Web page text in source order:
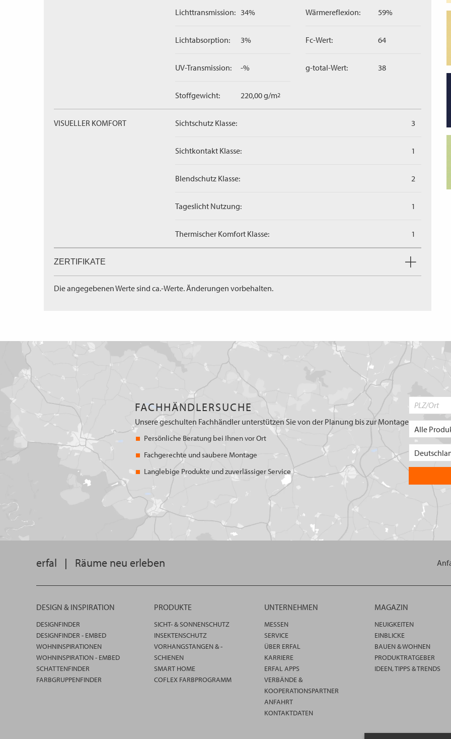
Lichttransmission: 34%
Lichtabsorption: 3%
UV-Transmission: -%
Stoffgewicht: 220,00 g/m2
Wärmereflexion: 59%
Fc-Wert: 64
g-total-Wert: 38
VISUELLER KOMFORT Sichtschutz Klasse: 3
Sichtkontakt Klasse: 1
Blendschutz Klasse: 2
Tageslicht Nutzung: 1
Thermischer Komfort Klasse: 1
ZERTIFIKATE
Die angegebenen Werte sind ca.-Werte. Änderungen vorbehalten.
FACHHÄNDLERSUCHE
Unsere geschulten Fachhändler unterstützen Sie von der Planung bis zur Montage
Persönliche Beratung bei Ihnen vor Ort
Fachgerechte und saubere Montage
Langlebige Produkte und zuverlässiger Service
erfal | Räume neu erleben
DESIGN & INSPIRATION
DESIGNFINDER
DESIGNFINDER - EMBED
WOHNINSPIRATIONEN
WOHNINSPIRATION - EMBED
SCHATTENFINDER
FARBGRUPPENFINDER
PRODUKTE
SICHT- & SONNENSCHUTZ
INSEKTENSCHUTZ
VORHANGSTANGEN & -
SCHIENEN
SMART HOME
COFLEX FARBPROGRAMM
UNTERNEHMEN
MESSEN
SERVICE
ÜBER ERFAL
KARRIERE
ERFAL APPS
VERBÄNDE &
KOOPERATIONSPARTNER
ANFAHRT
KONTAKTDATEN
MAGAZIN
NEUIGKEITEN
EINBLICKE
BAUEN & WOHNEN
PRODUKTRATGEBER
IDEEN, TIPPS & TRENDS